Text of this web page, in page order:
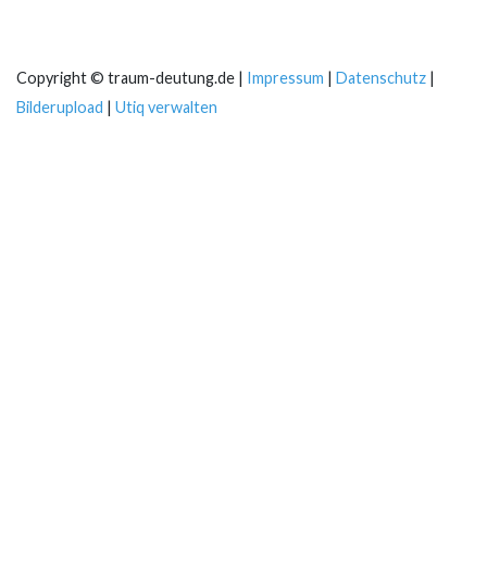
Copyright © traum-deutung.de | Impressum | Datenschutz |
Bilderupload | Utiq verwalten